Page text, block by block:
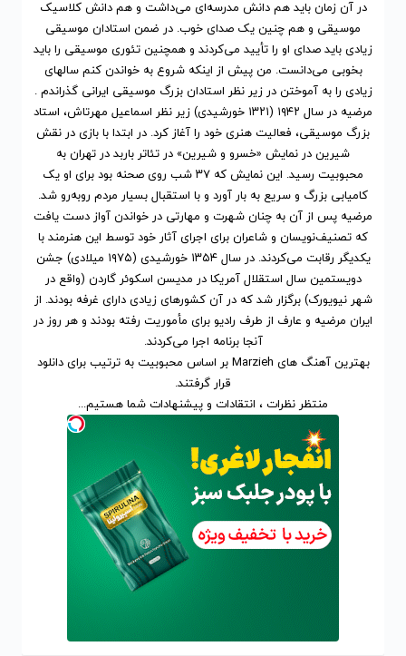
در آن زمان باید هم دانش مدرسه‌ای می‌داشت و هم دانش کلاسیک
موسیقی و هم چنین یک صدای خوب. در ضمن استادان موسیقی
زیادی باید صدای او را تأیید می‌کردند و همچنین تئوری موسیقی را باید
بخوبی می‌دانست. من پیش از اینکه شروع به خواندن کنم سالهای
زیادی را به آموختن در زیر نظر استادان بزرگ موسیقی ایرانی گذراندم .
مرضیه در سال ۱۹۴۲ (۱۳۲۱ خورشیدی) زیر نظر اسماعیل مهرتاش، استاد
بزرگ موسیقی، فعالیت هنری خود را آغاز کرد. در ابتدا با بازی در نقش
شیرین در نمایش «خسرو و شیرین» در تئاتر باربد در تهران به
محبوبیت رسید. این نمایش که ۳۷ شب روی صحنه بود برای او یک
کامیابی بزرگ و سریع به بار آورد و با استقبال بسیار مردم روبه‌رو شد.
مرضیه پس از آن به چنان شهرت و مهارتی در خواندن آواز دست یافت
که تصنیف‌نویسان و شاعران برای اجرای آثار خود توسط این هنرمند با
یکدیگر رقابت می‌کردند. در سال ۱۳۵۴ خورشیدی (۱۹۷۵ میلادی) جشن
دویستمین سال استقلال آمریکا در مدیسن اسکوئر گاردن (واقع در
شهر نیویورک) برگزار شد که در آن کشورهای زیادی دارای غرفه بودند. از
ایران مرضیه و عارف از طرف رادیو برای مأموریت رفته بودند و هر روز در
آنجا برنامه اجرا می‌کردند.
بهترین آهنگ های Marzieh
بر اساس محبوبیتبه ترتیب برایدانلود
قرار گرفتند.
منتظر نظرات ، انتقادات و پیشنهادات شما هستیم...